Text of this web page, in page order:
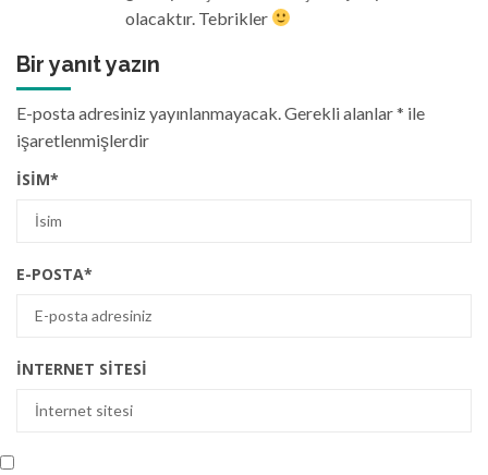
olacaktır. Tebrikler
Bir yanıt yazın
E-posta adresiniz yayınlanmayacak. Gerekli alanlar* ile
işaretlenmişlerdir
İSIM*
E-POSTA*
İNTERNET SITESI